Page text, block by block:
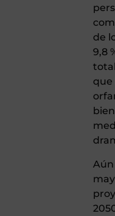
de
9,8
que
Aún